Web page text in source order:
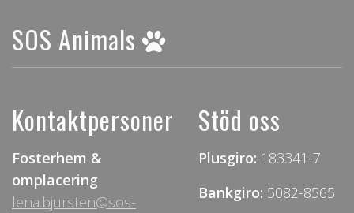
SOS Animals
Kontaktpersoner
Fosterhem &
omplacering
lena.bjursten@sos-
Stöd oss
Plusgiro: 183341-7
Bankgiro: 5082-8565